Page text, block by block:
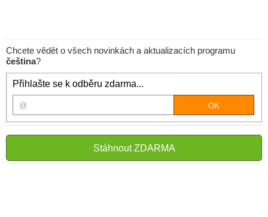
Chcete vědět o všech novinkách a aktualizacích programu
čeština?
Přihlašte se k odběru zdarma...
Stáhnout ZDARMA